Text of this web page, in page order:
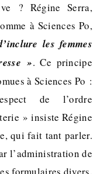
? Régine Serra,
à Sciences Po,
les femmes
». Ce principe
à Sciences Po :
de l’ordre
» insiste Régine
qui fait tant parler.
l’administration de